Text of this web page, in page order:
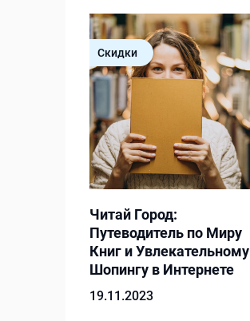
Скидки
Читай Город:
Путеводитель по Миру
Книг и Увлекательному
Шопингу в Интернете
19.11.2023